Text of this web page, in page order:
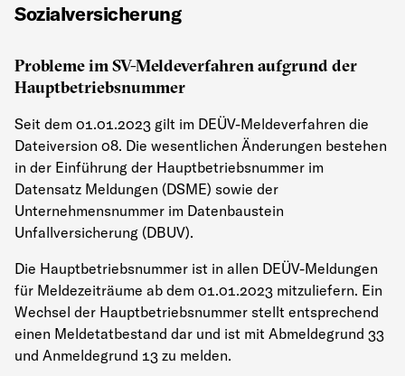
Sozialversicherung
Probleme im SV-Meldeverfahren aufgrund der
Hauptbetriebsnummer
Seit dem 01.01.2023 gilt im DEÜV-Meldeverfahren die
Dateiversion 08. Die wesentlichen Änderungen bestehen
in der Einführung der Hauptbetriebsnummer im
Datensatz Meldungen (DSME) sowie der
Unternehmensnummer im Datenbaustein
Unfallversicherung (DBUV).
Die Hauptbetriebsnummer ist in allen DEÜV-Meldungen
für Meldezeiträume ab dem 01.01.2023 mitzuliefern. Ein
Wechsel der Hauptbetriebsnummer stellt entsprechend
einen Meldetatbestand dar und ist mit Abmeldegrund 33
und Anmeldegrund 13 zu melden.